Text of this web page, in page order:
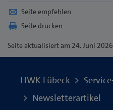
Seite empfehlen
Seite drucken
Seiteaktualisiert am 24. Juni 2026
HWK Lübeck
Newsletterartikel